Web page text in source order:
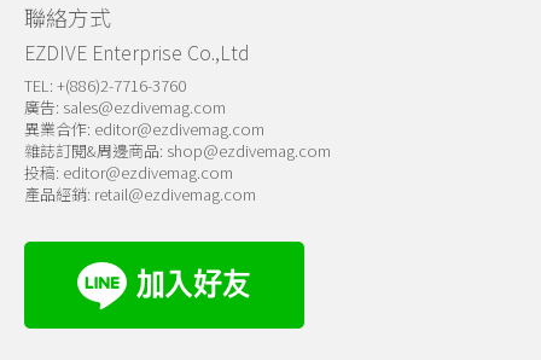
聯絡方式
EZDIVE Enterprise Co.,Ltd
TEL: +(886)2-7716-3760
廣告: sales@ezdivemag.com
異業合作: editor@ezdivemag.com
雜誌訂閱&周邊商品: shop@ezdivemag.com
投稿: editor@ezdivemag.com
產品經銷: retail@ezdivemag.com